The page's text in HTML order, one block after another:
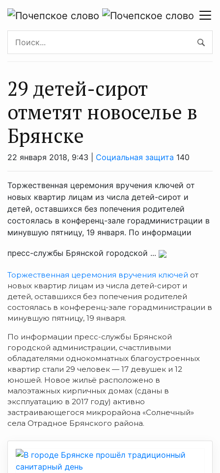
29 детей-сирот
отметят новоселье в
Брянске
22 января 2018, 9:43 | Социальная защита 140
Торжественная церемония вручения ключей от
новых квартир лицам из числа детей-сирот и
детей, оставшихся без попечения родителей
состоялась в конференц-зале горадминистрации в
минувшую пятницу, 19 января. По информации
пресс-службы Брянской городской ...
Торжественная церемония вручения ключей от
новых квартир лицам из числа детей-сирот и
детей, оставшихся без попечения родителей
состоялась в конференц-зале горадминистрации в
минувшую пятницу, 19 января.
По информации пресс-службы Брянской
городской администрации, счастливыми
обладателями однокомнатных благоустроенных
квартир стали 29 человек — 17 девушек и 12
юношей. Новое жильё расположено в
малоэтажных кирпичных домах (сданы в
эксплуатацию в 2017 году) активно
застраивающегося микрорайона «Солнечный»
села Отрадное Брянского района.